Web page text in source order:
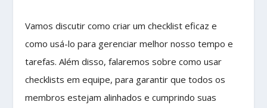
Vamos discutir como criar um checklist eficaz e
como usá-lo para gerenciar melhor nosso tempo e
tarefas. Além disso, falaremos sobre como usar
checklists em equipe, para garantir que todos os
membros estejam alinhados e cumprindo suas